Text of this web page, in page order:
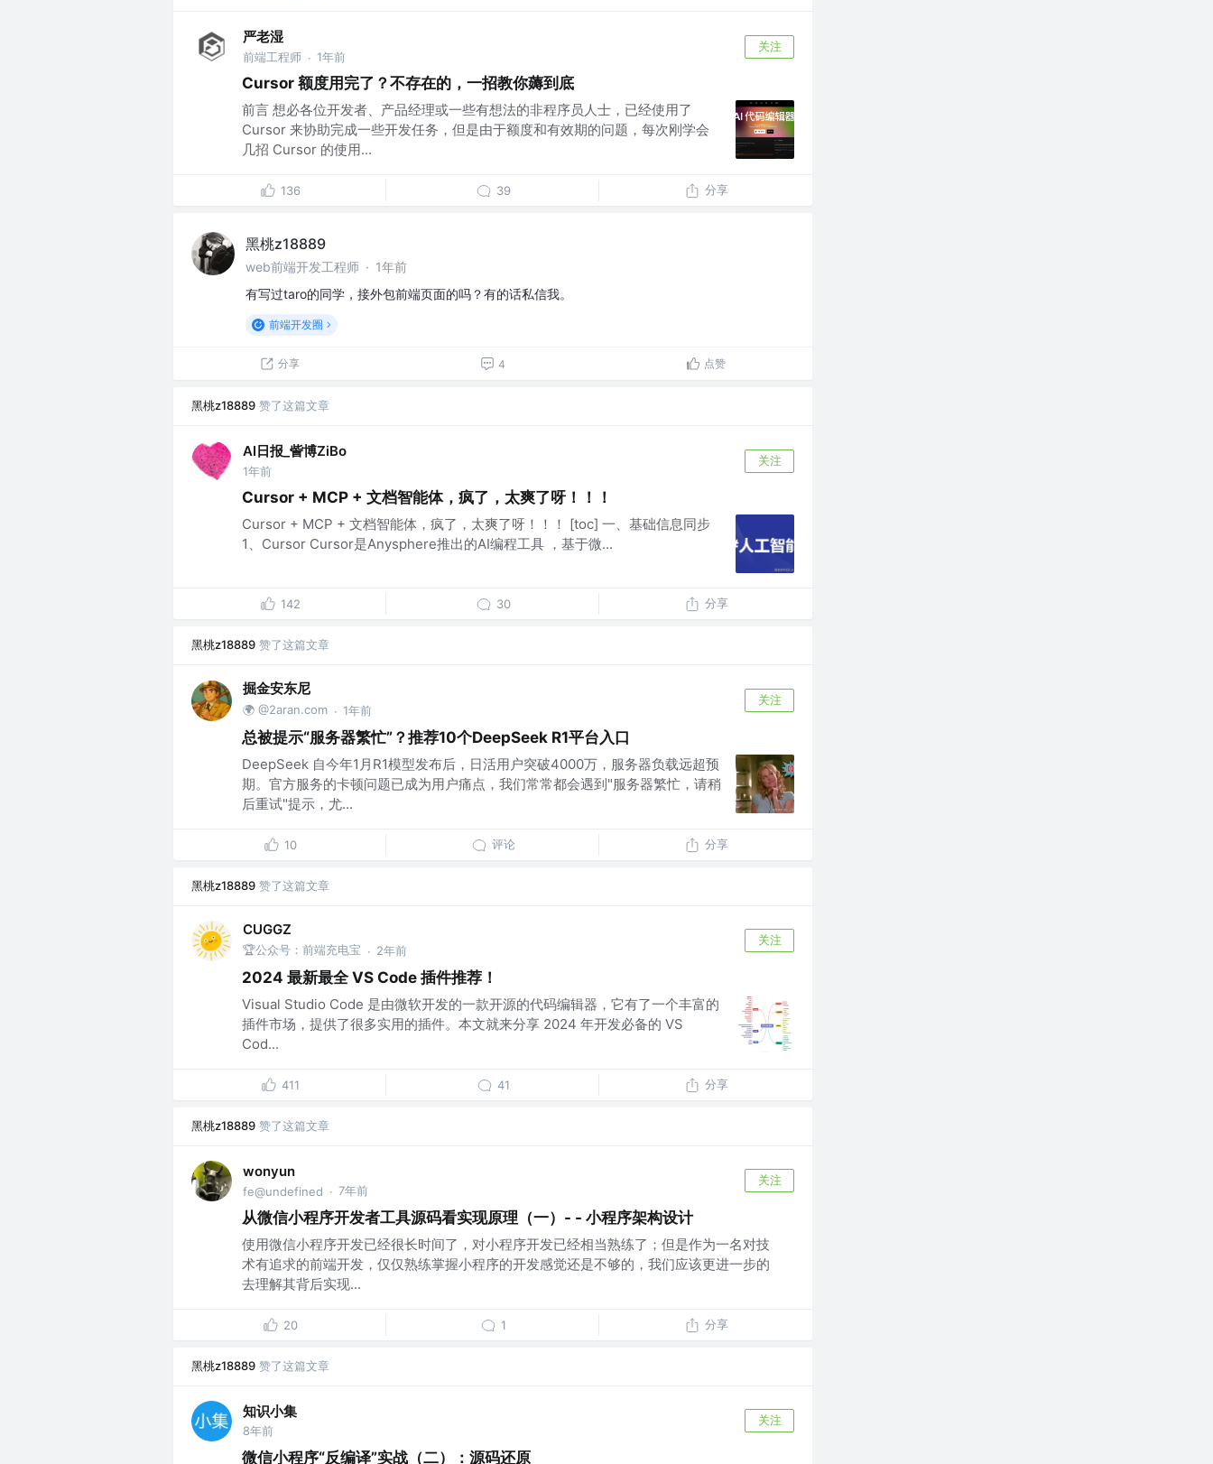
严老湿
前端工程师 · 1年前
关注
Cursor 额度用完了？不存在的，一招教你薅到底
前言 想必各位开发者、产品经理或一些有想法的非程序员人士，已经使用了
Cursor 来协助完成一些开发任务，但是由于额度和有效期的问题，每次刚学会
几招 Cursor 的使用...
136 39 分享
黑桃z18889
web前端开发工程师 · 1年前
有写过taro的同学，接外包前端页面的吗？有的话私信我。
前端开发圈
分享 4 点赞
黑桃z18889 赞了这篇文章
AI日报_訾博ZiBo
1年前
关注
Cursor + MCP + 文档智能体，疯了，太爽了呀！！！
Cursor + MCP + 文档智能体，疯了，太爽了呀！！！ [toc] 一、基础信息同步
1、Cursor Cursor是Anysphere推出的AI编程工具 ，基于微...
142 30 分享
黑桃z18889 赞了这篇文章
掘金安东尼
🌍 @2aran.com · 1年前
关注
总被提示“服务器繁忙”？推荐10个DeepSeek R1平台入口
DeepSeek 自今年1月R1模型发布后，日活用户突破4000万，服务器负载远超预
期。官方服务的卡顿问题已成为用户痛点，我们常常都会遇到"服务器繁忙，请稍
后重试"提示，尤...
10 评论 分享
黑桃z18889 赞了这篇文章
CUGGZ
🏆公众号：前端充电宝 · 2年前
关注
2024 最新最全 VS Code 插件推荐！
Visual Studio Code 是由微软开发的一款开源的代码编辑器，它有了一个丰富的
插件市场，提供了很多实用的插件。本文就来分享 2024 年开发必备的 VS
Cod...
411 41 分享
黑桃z18889 赞了这篇文章
wonyun
fe@undefined · 7年前
关注
从微信小程序开发者工具源码看实现原理（一）- - 小程序架构设计
使用微信小程序开发已经很长时间了，对小程序开发已经相当熟练了；但是作为一名对技
术有追求的前端开发，仅仅熟练掌握小程序的开发感觉还是不够的，我们应该更进一步的
去理解其背后实现...
20 1 分享
黑桃z18889 赞了这篇文章
知识小集
8年前
关注
微信小程序“反编译”实战（二）：源码还原